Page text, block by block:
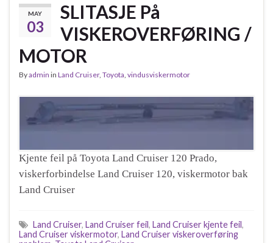
MAY
03
SLITASJE På
VISKEROVERFØRING /
MOTOR
Byadmin in Land Cruiser, Toyota, vindusviskermotor
Kjente feil på Toyota Land Cruiser 120 Prado,
viskerforbindelse Land Cruiser 120, viskermotor bak
Land Cruiser
Land Cruiser, Land Cruiser feil, Land Cruiser kjente feil,
Land Cruiser viskermotor, Land Cruiser viskeroverføring